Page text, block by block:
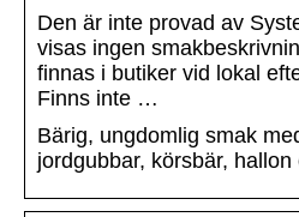
Den är inte provad av
visas ingen
finnas i butiker vid lokal
Finns inte …
Bärig, ungdomlig smak
jordgubbar, körsbär, hallon